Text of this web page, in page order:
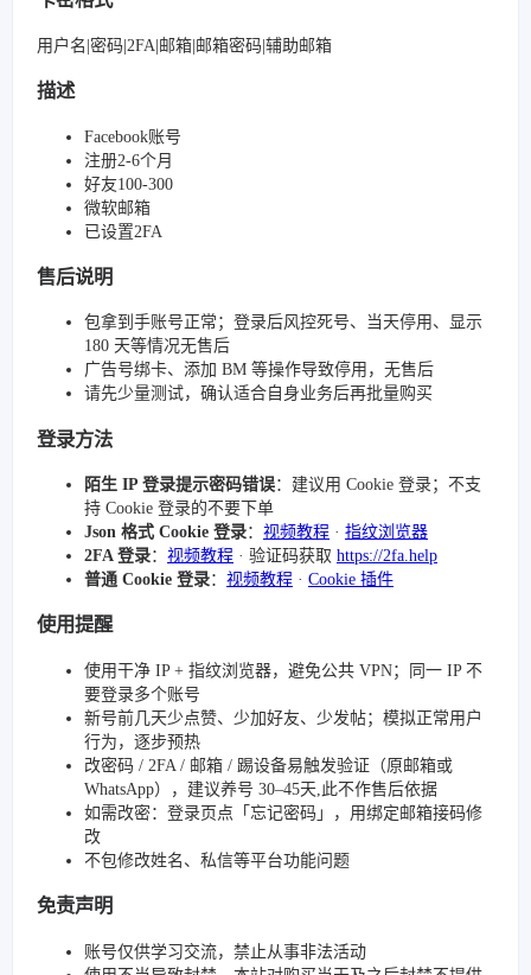
用户名|密码|2FA|邮箱|邮箱密码|辅助邮箱
描述
Facebook账号
注册2-6个月
好友100-300
微软邮箱
已设置2FA
售后说明
包拿到手账号正常；登录后风控死号、当天停用、显示
180 天等情况无售后
广告号绑卡、添加 BM 等操作导致停用，无售后
请先少量测试，确认适合自身业务后再批量购买
登录方法
陌生 IP 登录提示密码错误：建议用 Cookie 登录；不支
持 Cookie 登录的不要下单
Json 格式 Cookie 登录： 视频教程 · 指纹浏览器
2FA 登录： 视频教程 · 验证码获取 https://2fa.help
普通 Cookie 登录： 视频教程 · Cookie 插件
使用提醒
使用干净 IP + 指纹浏览器，避免公共 VPN；同一 IP 不
要登录多个账号
新号前几天少点赞、少加好友、少发帖；模拟正常用户
行为，逐步预热
改密码 / 2FA / 邮箱 / 踢设备易触发验证（原邮箱或
WhatsApp），建议养号 30–45天,此不作售后依据
如需改密：登录页点「忘记密码」，用绑定邮箱接码修
改
不包修改姓名、私信等平台功能问题
免责声明
账号仅供学习交流，禁止从事非法活动